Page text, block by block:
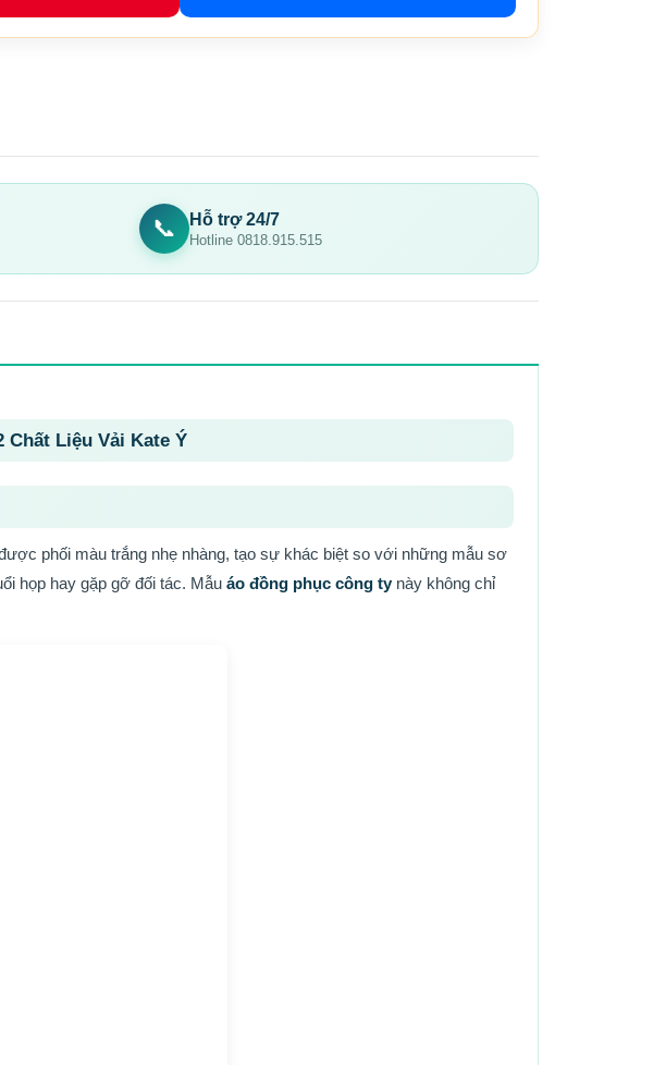
📞 Hỗ trợ 24/7
Hotline 0818.915.515
Chất Liệu Vải Kate Ý
phối màu trắng nhẹ nhàng, tạo sự khác biệt so với những mẫu sơ
họp hay gặp gỡ đối tác. Mẫu áo đồng phục công tynày không chỉ